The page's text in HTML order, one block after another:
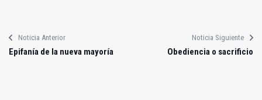
Noticia Anterior
Epifanía de la nueva mayoría
Noticia Siguiente
Obediencia o sacrificio